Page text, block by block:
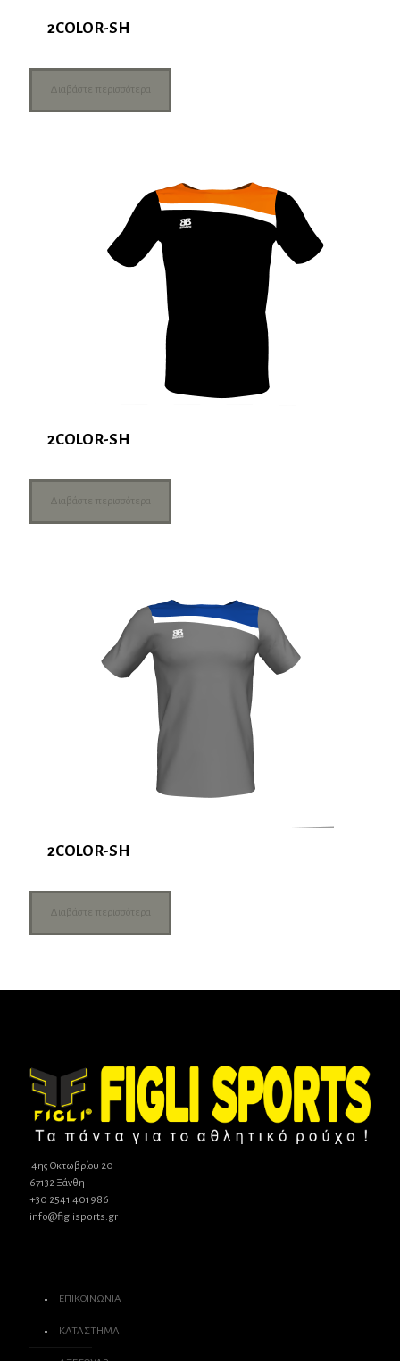
2COLOR-SH
Διαβάστε περισσότερα
2COLOR-SH
Διαβάστε περισσότερα
2COLOR-SH
Διαβάστε περισσότερα
4ης Οκτωβρίου 20
67132 Ξάνθη
+30 2541 401986
info@figlisports.gr
ΕΠΙΚΟΙΝΩΝΙΑ
ΚΑΤΑΣΤΗΜΑ